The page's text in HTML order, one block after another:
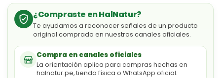
¿Compraste en HalNatur?
Te ayudamos a reconocer señales de un producto
original comprado en nuestros canales oficiales.
Compra en canales oficiales
La orientación aplica para compras hechas en
halnatur.pe, tienda física o WhatsApp oficial.